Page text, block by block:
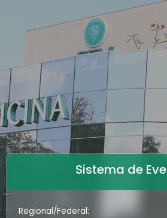
Sistema de
Regional/Federal: